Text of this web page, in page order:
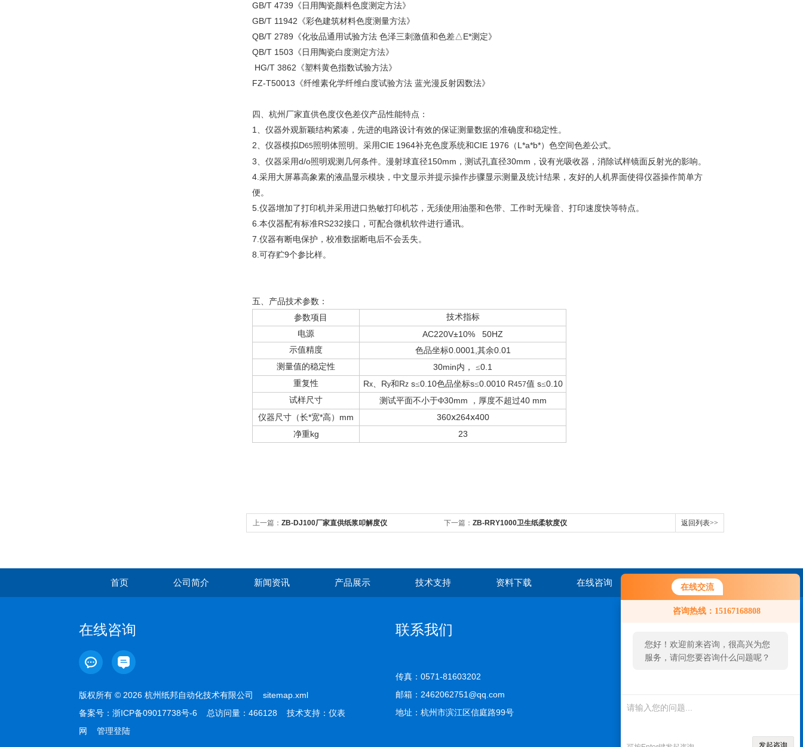
在线交流
咨询热线：15167168808
您好！欢迎前来咨询，很高兴为您
服务，请问您要咨询什么问题呢？
您好，看您停留很久了，是否找到
了需求产品，您可以直接在线与我
发起咨询
GB/T 4739 《日用陶瓷颜料色度测定方法》
GB/T 11942 《彩色建筑材料色度测量方法》
QB/T 2789 《化妆品通用试验方法 色泽三刺激值和色差△E*测定》
QB/T 1503《日用陶瓷白度测定方法》
HG/T 3862《塑料黄色指数试验方法》
FZ-T50013 《纤维素化学纤维白度试验方法 蓝光漫反射因数法》
四、 杭州厂家直供色度仪色差仪产品性能特点：
1、仪器外观新颖结构紧凑，先进的电路设计有效的保证测量数据的准确度和稳定性。
2、 仪器模拟D65照明体照明。采用CIE 1964补充色度系统和CIE 1976（L*a*b*）色空间色差公式。
3、仪器采用d/o照明观测几何条件。漫射球直径150mm，测试孔直径30mm，设有光吸收器，消除试样镜面反射光的影响。
4. 采用大屏幕高象素的液晶显示模块，中文显示并提示操作步骤显示测量及统计结果，友好的人机界面使得仪器操作简单方
便。
5. 仪器增加了打印机并采用进口热敏打印机芯，无须使用油墨和色带、工作时无噪音、打印速度快等特点。
6. 本仪器配有标准RS232接口，可配合微机软件进行通讯。
7. 仪器有断电保护，校准数据断电后不会丢失。
8. 可存贮9个参比样。
五、产品技术参数：
参数项目
技术指标
电源
AC220V±10% 50HZ
示值精度 色品坐标0.0001, 其余0.01
测量值的稳定性 30min内， ≤0.1
重复性 Rx、 Ry和 Rzs≤0.10色品坐标s≤0.0010R457值 s≤0.10
试样尺寸 测试平面不小于Φ30mm ，厚度不超过40 mm
仪器尺寸（长*宽*高） mm 360ⅹ264ⅹ400
净重kg 23
上一篇： ZB-DJ100厂家直供纸浆叩解度仪 下一篇： ZB-RRY1000卫生纸柔软度仪 返回列表>>
首页 公司简介 新闻资讯 产品展示 技术支持 资料下载 在线咨询 联系我们
在线咨询
版权所有 © 2026 杭州纸邦自动化技术有限公司 sitemap.xml
备案号： 浙ICP备09017738号-6 总访问量：466128 技术支持： 仪表
网
管理登陆
联系我们
传真：0571-81603202
邮箱：2462062751@qq.com
地址：杭州市滨江区信庭路99号
扫一扫，关注我们